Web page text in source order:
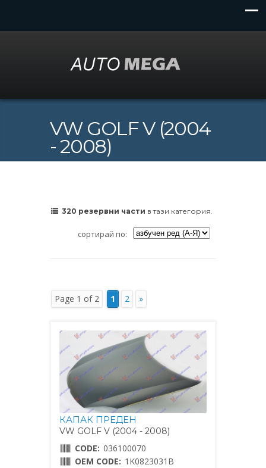
VW GOLF V (2004
- 2008)
320 резервни части в тази категория.
сортирай по:
Page 1 of 2 1 2 »
КАПАК ПРЕДЕН
VW GOLF V (2004 - 2008)
CODE: 036100070
OEM CODE: 1K0823031B